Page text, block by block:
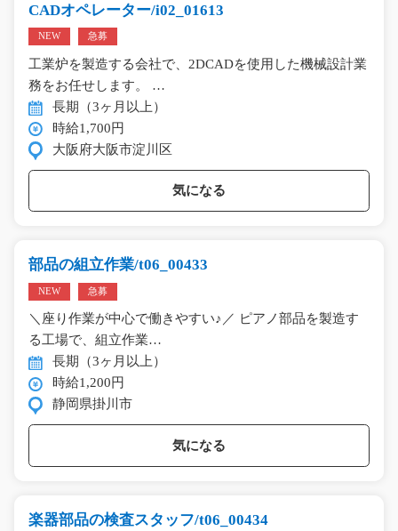
CADオペレーター/i02_01613
NEW 急募
工業炉を製造する会社で、2DCADを使用した機械設計業
務をお任せします。 …
長期（3ヶ月以上）
時給1,700円
大阪府大阪市淀川区
気になる
部品の組立作業/t06_00433
NEW 急募
＼座り作業が中心で働きやすい♪／ ピアノ部品を製造す
る工場で、組立作業…
長期（3ヶ月以上）
時給1,200円
静岡県掛川市
気になる
楽器部品の検査スタッフ/t06_00434